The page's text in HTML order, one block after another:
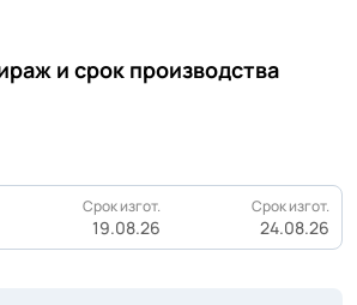
и срок производства
Срок изгот.
19.08.26
Срок изгот.
24.08.26